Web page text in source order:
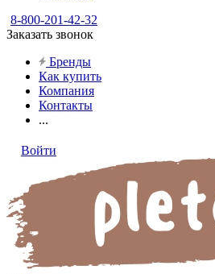
8-800-201-42-32
Заказать звонок
Бренды
Как купить
Компания
Контакты
...
Войти